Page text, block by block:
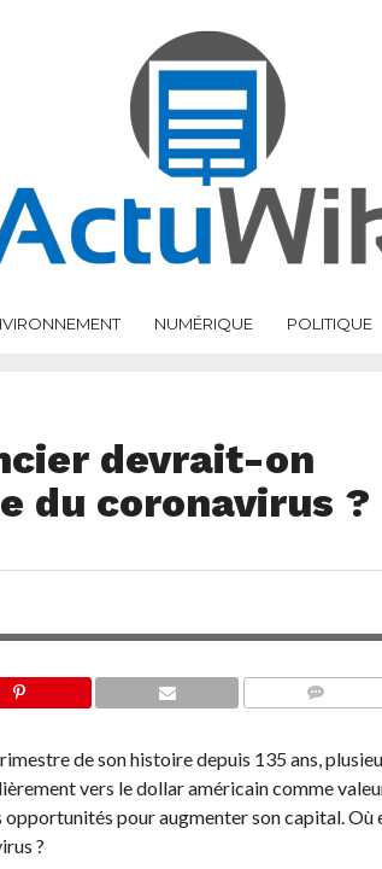
NUMÉRIQUE POLITIQUE
devrait-on
du coronavirus ?
de son histoire depuis 135 ans,
vers le dollar américain comme
pour augmenter son capital. Où
?